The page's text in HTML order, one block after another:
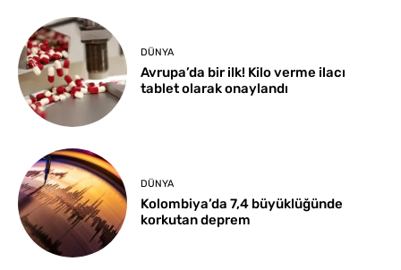
DÜNYA
Avrupa’da bir ilk! Kilo verme ilacı
tablet olarak onaylandı
DÜNYA
Kolombiya’da 7,4 büyüklüğünde
korkutan deprem